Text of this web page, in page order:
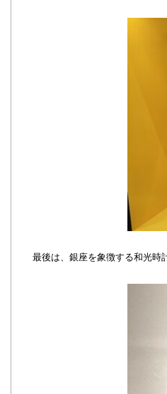
最後は、銀座を象徴する和光時